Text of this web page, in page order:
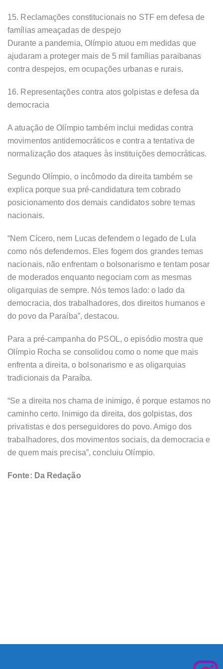
15. Reclamações constitucionais no STF em defesa de
famílias ameaçadas de despejo
Durante a pandemia, Olímpio atuou em medidas que
ajudaram a proteger mais de 5 mil famílias paraibanas
contra despejos, em ocupações urbanas e rurais.
16. Representações contra atos golpistas e defesa da
democracia
A atuação de Olímpio também inclui medidas contra
movimentos antidemocráticos e contra a tentativa de
normalização dos ataques às instituições democráticas.
Segundo Olímpio, o incômodo da direita também se
explica porque sua pré-candidatura tem cobrado
posicionamento dos demais candidatos sobre temas
nacionais.
“Nem Cícero, nem Lucas defendem o legado de Lula
como nós defendemos. Eles fogem dos grandes temas
nacionais, não enfrentam o bolsonarismo e tentam posar
de moderados enquanto negociam com as mesmas
oligarquias de sempre. Nós temos lado: o lado da
democracia, dos trabalhadores, dos direitos humanos e
do povo da Paraíba”, destacou.
Para a pré-campanha do PSOL, o episódio mostra que
Olímpio Rocha se consolidou como o nome que mais
enfrenta a direita, o bolsonarismo e as oligarquias
tradicionais da Paraíba.
“Se a direita nos chama de inimigo, é porque estamos no
caminho certo. Inimigo da direita, dos golpistas, dos
privatistas e dos perseguidores do povo. Amigo dos
trabalhadores, dos movimentos sociais, da democracia e
de quem mais precisa”, concluiu Olímpio.
Fonte: Da Redação